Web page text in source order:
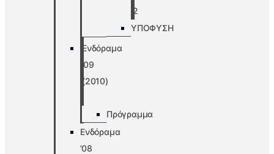
2
ΥΠΟΦΥΣΗ
Ενδόραμα
’09
(2010)
Πρόγραμμα
Ενδόραμα
’08